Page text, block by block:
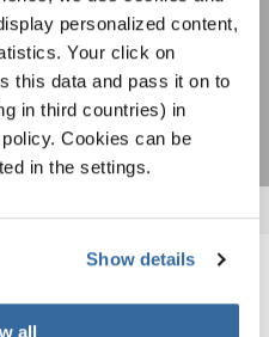
personalized content,
Your click on
this data and pass it on to
in third countries) in
Cookies can be
in the settings.
Show details
all
.
NEWS